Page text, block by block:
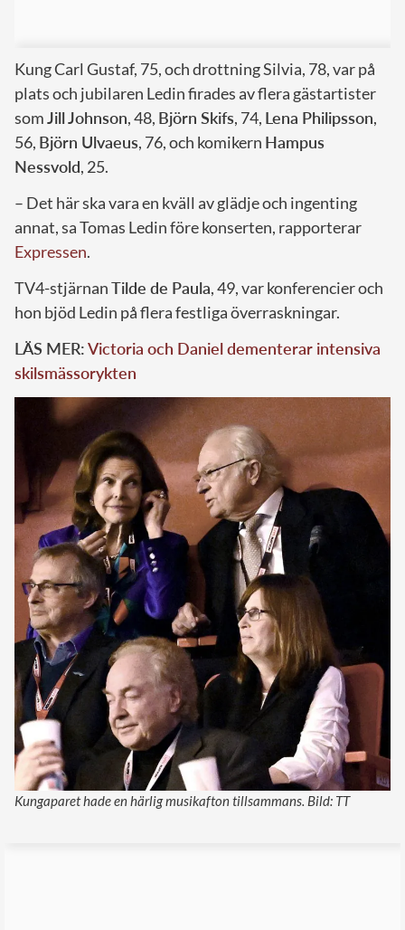
Kung Carl Gustaf, 75, och drottning Silvia, 78, var på
plats och jubilaren Ledin firades av flera gästartister
somJill Johnson, 48, Björn Skifs, 74, Lena Philipsson,
56, Björn Ulvaeus, 76, och komikern Hampus
Nessvold, 25.
– Det här ska vara en kväll av glädje och ingenting
annat, sa Tomas Ledin före konserten, rapporterar
Expressen.
TV4-stjärnanTilde de Paula, 49, var konferencier och
hon bjöd Ledin på flera festliga överraskningar.
LÄS MER:Victoria och Daniel dementerar intensiva
skilsmässorykten
Kungaparet hade en härlig musikafton tillsammans. Bild: TT